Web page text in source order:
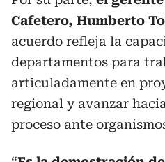
Cafetero, Humberto
acuerdo refleja la
departamentos para
articuladamente en
regional y avanzar
proceso ante